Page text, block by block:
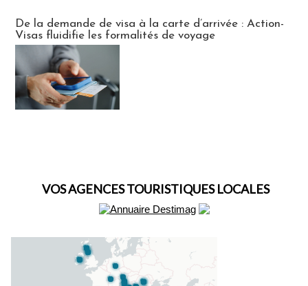
De la demande de visa à la carte d’arrivée : Action-
Visas fluidifie les formalités de voyage
VOS AGENCES TOURISTIQUES LOCALES